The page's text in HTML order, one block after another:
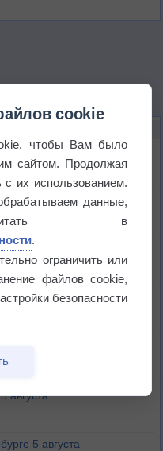
в ОАЭ превысила
бьют рекорды жары
в течение месяца
раздавать своё тепло!
августа
5 августа
cookie
чтобы Вам было
сайтом. Продолжая
их использованием.
данные,
в
.
ограничить или
файлов cookie,
безопасности